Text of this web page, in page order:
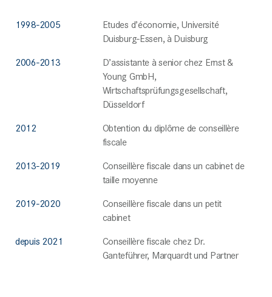
1998-2005
Etudes d’économie, Université
Duisburg-Essen, à Duisburg
2006-2013
D’assistante à senior chez Ernst &
Young GmbH,
Wirtschaftsprüfungsgesellschaft,
Düsseldorf
2012
Obtention du diplôme de conseillère
fiscale
2013-2019
Conseillère fiscale dans un cabinet de
taille moyenne
2019-2020
Conseillère fiscale dans un petit
cabinet
depuis 2021
Conseillère fiscale chez Dr.
Ganteführer, Marquardt und Partner